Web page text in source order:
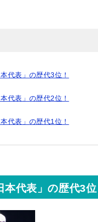
代表」の歴代3位！
代表」の歴代2位！
代表」の歴代1位！
本代表」の歴代3